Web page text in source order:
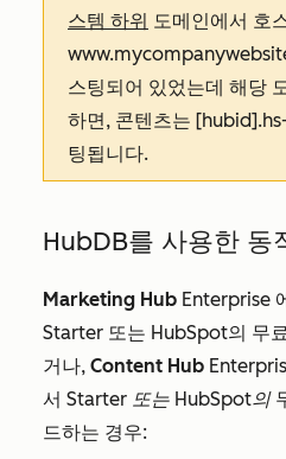
스템 하위 도메인에서 호
스팅되어 있었는데 해당
하면, 콘텐츠는
팅됩니다.
HubDB를 사용한 동
Marketing Hub Enterprise
Starter 또는 HubSpot의 무
거나, Content Hub
서 Starter 또는 HubSpot의
드하는 경우: